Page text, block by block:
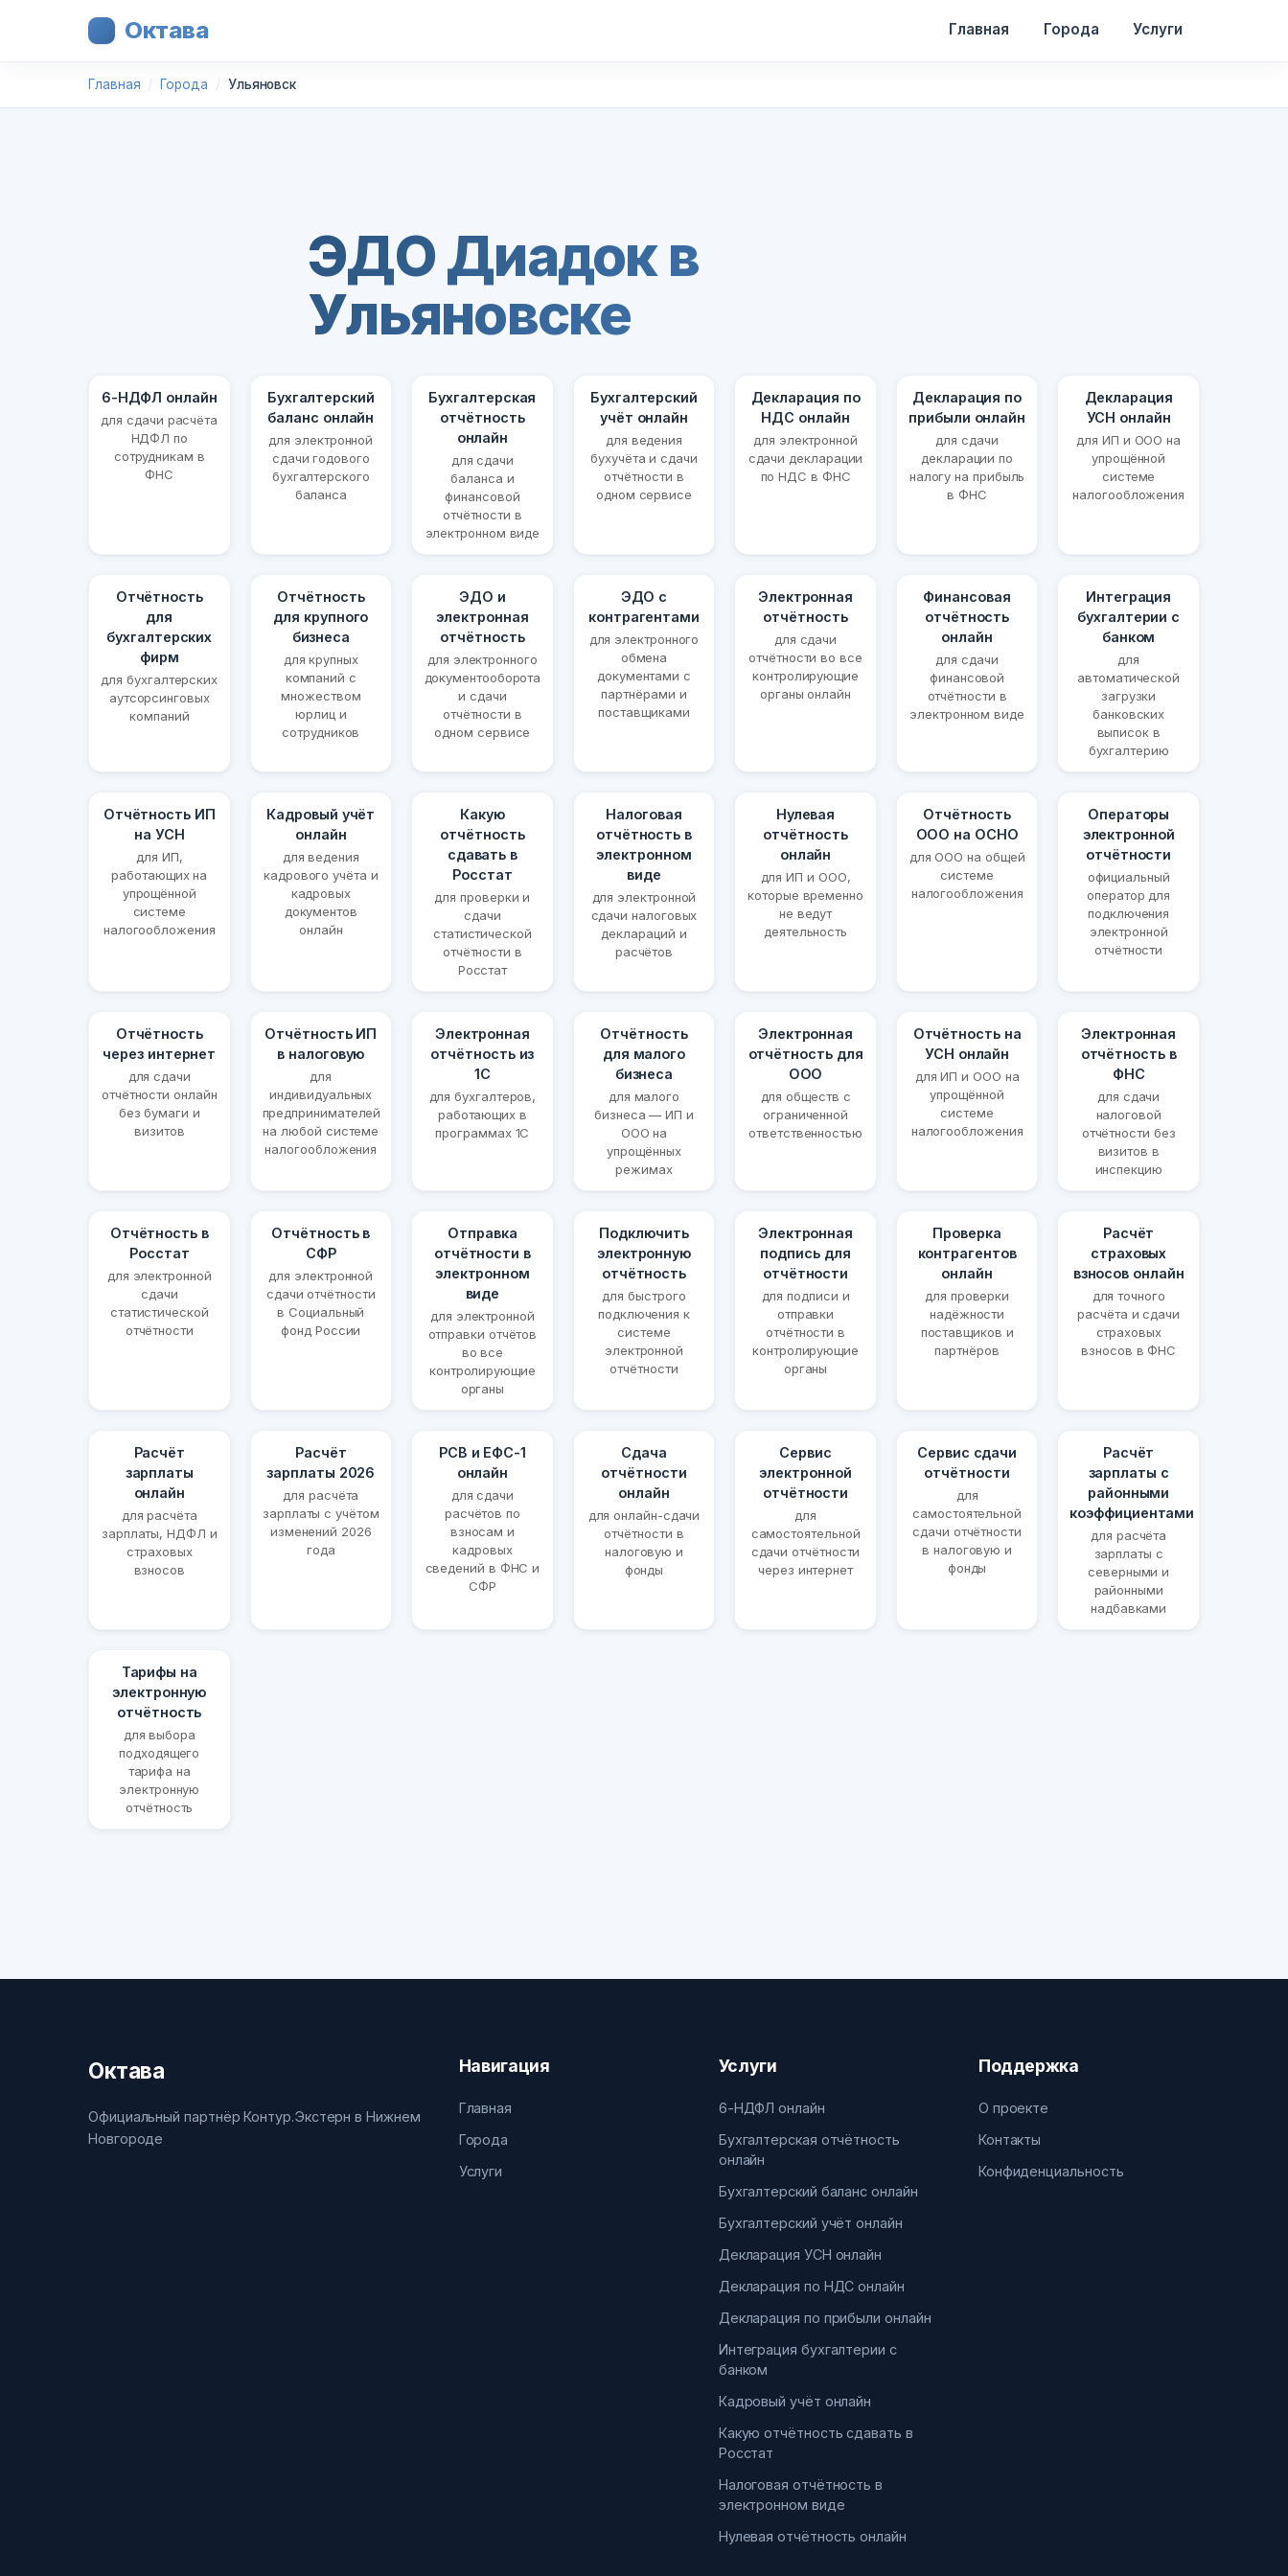
Октава Главная Города Услуги
Главная Города Ульяновск
ЭДО Диадок в
Ульяновске
6-НДФЛ онлайн
для сдачи расчёта
НДФЛ по
сотрудникам в
ФНС
Бухгалтерский
баланс онлайн
для электронной
сдачи годового
бухгалтерского
баланса
Бухгалтерская
отчётность
онлайн
для сдачи
баланса и
финансовой
отчётности в
электронном виде
Бухгалтерский
учёт онлайн
для ведения
бухучёта и сдачи
отчётности в
одном сервисе
Декларация по
НДС онлайн
для электронной
сдачи декларации
по НДС в ФНС
Декларация по
прибыли онлайн
для сдачи
декларации по
налогу на прибыль
в ФНС
Декларация
УСН онлайн
для ИП и ООО на
упрощённой
системе
налогообложения
Отчётность
для
бухгалтерских
фирм
для бухгалтерских
аутсорсинговых
компаний
Отчётность
для крупного
бизнеса
для крупных
компаний с
множеством
юрлиц и
сотрудников
ЭДО и
электронная
отчётность
для электронного
документооборота
и сдачи
отчётности в
одном сервисе
ЭДО с
контрагентами
для электронного
обмена
документами с
партнёрами и
поставщиками
Электронная
отчётность
для сдачи
отчётности во все
контролирующие
органы онлайн
Финансовая
отчётность
онлайн
для сдачи
финансовой
отчётности в
электронном виде
Интеграция
бухгалтерии с
банком
для
автоматической
загрузки
банковских
выписок в
бухгалтерию
Отчётность ИП
на УСН
для ИП,
работающих на
упрощённой
системе
налогообложения
Кадровый учёт
онлайн
для ведения
кадрового учёта и
кадровых
документов
онлайн
Какую
отчётность
сдавать в
Росстат
для проверки и
сдачи
статистической
отчётности в
Росстат
Налоговая
отчётность в
электронном
виде
для электронной
сдачи налоговых
деклараций и
расчётов
Нулевая
отчётность
онлайн
для ИП и ООО,
которые временно
не ведут
деятельность
Отчётность
ООО на ОСНО
для ООО на общей
системе
налогообложения
Операторы
электронной
отчётности
официальный
оператор для
подключения
электронной
отчётности
Отчётность
через интернет
для сдачи
отчётности онлайн
без бумаги и
визитов
Отчётность ИП
в налоговую
для
индивидуальных
предпринимателей
на любой системе
налогообложения
Электронная
отчётность из
1С
для бухгалтеров,
работающих в
программах 1С
Отчётность
для малого
бизнеса
для малого
бизнеса — ИП и
ООО на
упрощённых
режимах
Электронная
отчётность для
ООО
для обществ с
ограниченной
ответственностью
Отчётность на
УСН онлайн
для ИП и ООО на
упрощённой
системе
налогообложения
Электронная
отчётность в
ФНС
для сдачи
налоговой
отчётности без
визитов в
инспекцию
Отчётность в
Росстат
для электронной
сдачи
статистической
отчётности
Отчётность в
СФР
для электронной
сдачи отчётности
в Социальный
фонд России
Отправка
отчётности в
электронном
виде
для электронной
отправки отчётов
во все
контролирующие
органы
Подключить
электронную
отчётность
для быстрого
подключения к
системе
электронной
отчётности
Электронная
подпись для
отчётности
для подписи и
отправки
отчётности в
контролирующие
органы
Проверка
контрагентов
онлайн
для проверки
надёжности
поставщиков и
партнёров
Расчёт
страховых
взносов онлайн
для точного
расчёта и сдачи
страховых
взносов в ФНС
Расчёт
зарплаты
онлайн
для расчёта
зарплаты, НДФЛ и
страховых
взносов
Расчёт
зарплаты 2026
для расчёта
зарплаты с учётом
изменений 2026
года
РСВ и ЕФС-1
онлайн
для сдачи
расчётов по
взносам и
кадровых
сведений в ФНС и
СФР
Сдача
отчётности
онлайн
для онлайн-сдачи
отчётности в
налоговую и
фонды
Сервис
электронной
отчётности
для
самостоятельной
сдачи отчётности
через интернет
Сервис сдачи
отчётности
для
самостоятельной
сдачи отчётности
в налоговую и
фонды
Расчёт
зарплаты с
районными
коэффициентами
для расчёта
зарплаты с
северными и
районными
надбавками
Тарифы на
электронную
отчётность
для выбора
подходящего
тарифа на
электронную
отчётность
Октава
Официальный партнёр Контур.Экстерн в Нижнем
Новгороде
Навигация
Главная
Города
Услуги
Услуги
6-НДФЛ онлайн
Бухгалтерская отчётность
онлайн
Бухгалтерский баланс онлайн
Бухгалтерский учёт онлайн
Декларация УСН онлайн
Декларация по НДС онлайн
Декларация по прибыли онлайн
Интеграция бухгалтерии с
банком
Кадровый учёт онлайн
Какую отчётность сдавать в
Росстат
Налоговая отчётность в
электронном виде
Нулевая отчётность онлайн
Поддержка
О проекте
Контакты
Конфиденциальность